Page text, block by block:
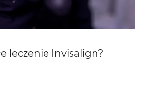
leczenie Invisalign?